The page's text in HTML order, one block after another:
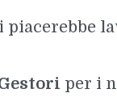
per i